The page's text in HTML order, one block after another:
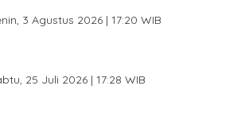
3 Agustus 2026 | 17:20 WIB
25 Juli 2026 | 17:28 WIB